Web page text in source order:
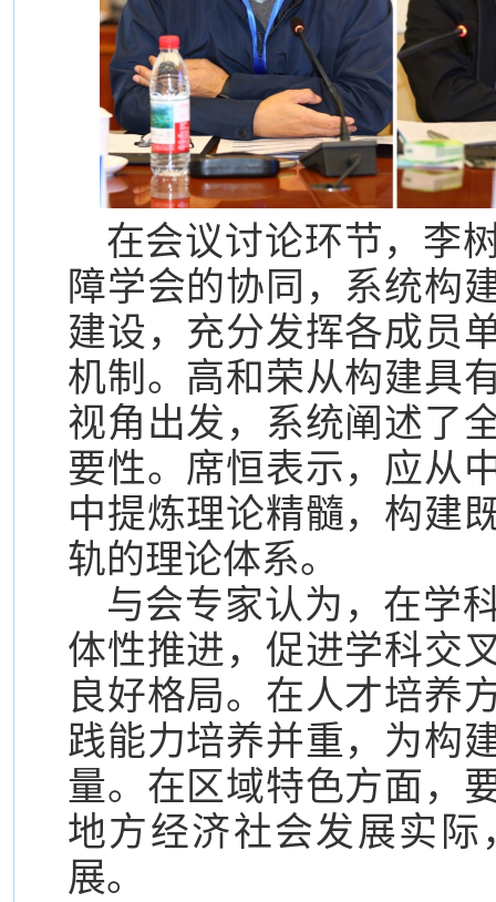
在会议讨论环节，李
障学会的协同，系统构
建设，充分发挥各成员
机制。高和荣从构建具
视角出发，系统阐述了
要性。席恒表示，应从
中提炼理论精髓，构建
轨的理论体系。
与会专家认为，在学
体性推进，促进学科交
良好格局。在人才培养
践能力培养并重，为构
量。在区域特色方面，
地方经济社会发展实
展。